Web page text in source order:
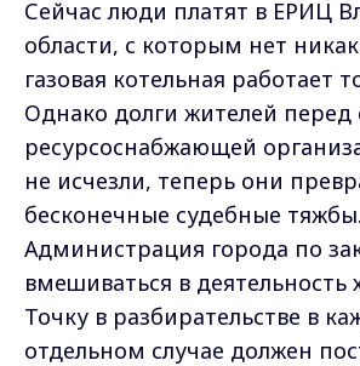
Сейчас люди платят в ЕРИЦ
области, с которым нет
газовая котельная работает
Однако долги жителей перед
ресурсоснабжающей
не исчезли, теперь они
бесконечные судебные тяжбы.
Администрация города по
вмешиваться в деятельность
Точку в разбирательстве в
отдельном случае должен